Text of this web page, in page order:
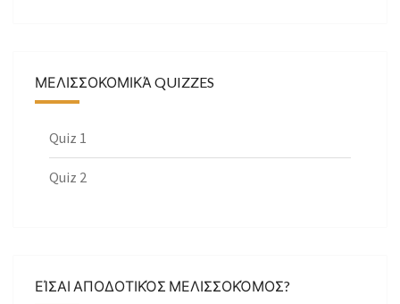
ΜΕΛΙΣΣΟΚΟΜΙΚΆ QUIZZES
Quiz 1
Quiz 2
ΕΊΣΑΙ ΑΠΟΔΟΤΙΚΌΣ ΜΕΛΙΣΣΟΚΌΜΟΣ?